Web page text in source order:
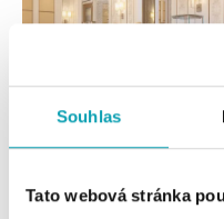
Souhlas
Tato webová stránka